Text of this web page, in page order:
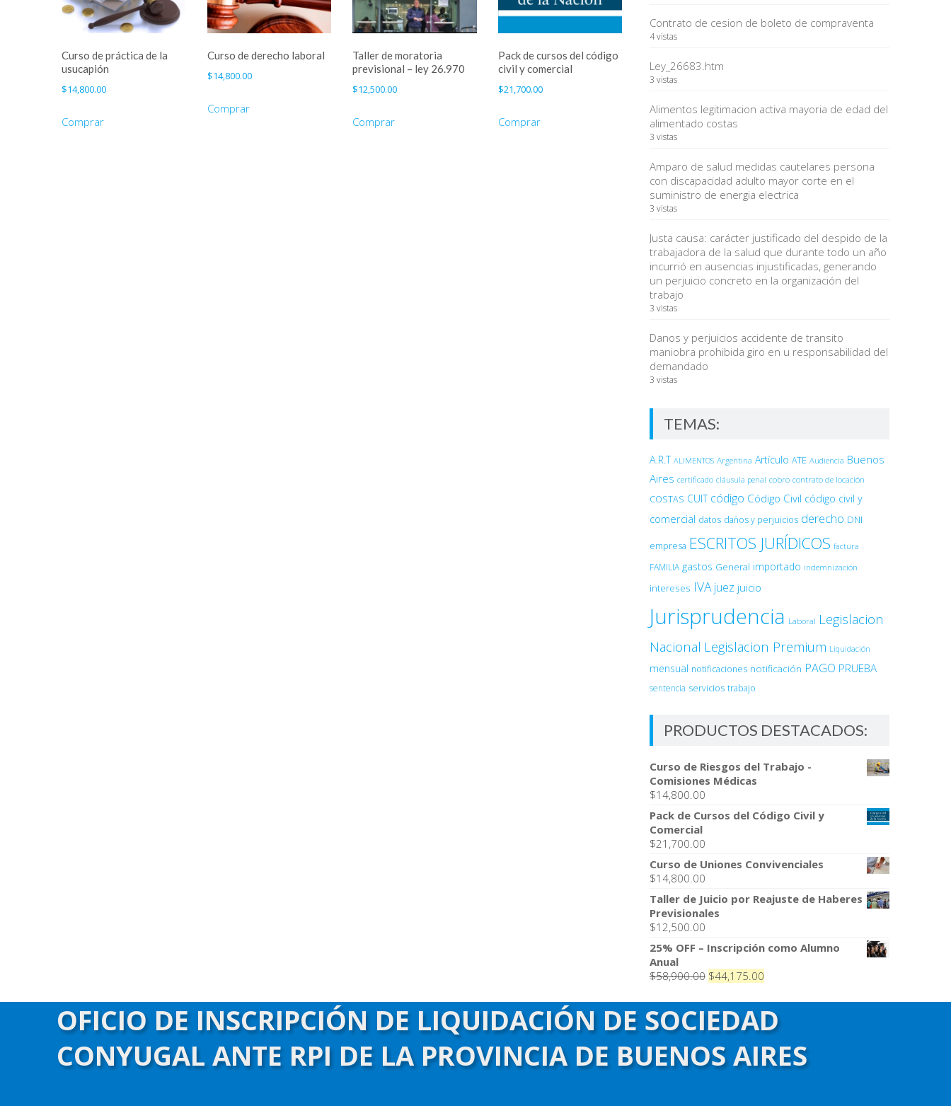
Curso de práctica de la
usucapión
$14,800.00
Comprar
Curso de derecho laboral
$14,800.00
Comprar
Taller de moratoria
previsional – ley 26.970
$12,500.00
Comprar
Pack de cursos del código
civil y comercial
$21,700.00
Comprar
Contrato de cesion de boleto de compraventa
4 vistas
Ley_26683.htm
3 vistas
Alimentos legitimacion activa mayoria de edad del
alimentado costas
3 vistas
Amparo de salud medidas cautelares persona
con discapacidad adulto mayor corte en el
suministro de energia electrica
3 vistas
Justa causa: carácter justificado del despido de la
trabajadora de la salud que durante todo un año
incurrió en ausencias injustificadas, generando
un perjuicio concreto en la organización del
trabajo
3 vistas
Danos y perjuicios accidente de transito
maniobra prohibida giro en u responsabilidad del
demandado
3 vistas
TEMAS:
A.R.T ALIMENTOS Argentina Artículo ATE Audiencia Buenos
Aires certificado cláusula penal cobro contrato de locación
COSTAS CUIT código Código Civil código civil y
comercial datos daños y perjuicios derecho DNI
empresa ESCRITOS JURÍDICOS factura
FAMILIA gastos General importado indemnización
intereses IVA juez juicio
Jurisprudencia Laboral Legislacion
Nacional Legislacion Premium Liquidación
mensual notificaciones notificación PAGO PRUEBA
sentencia servicios trabajo
PRODUCTOS DESTACADOS:
Curso de Riesgos del Trabajo -
Comisiones Médicas
$14,800.00
Pack de Cursos del Código Civil y
Comercial
$21,700.00
Curso de Uniones Convivenciales
$14,800.00
Taller de Juicio por Reajuste de Haberes
Previsionales
$12,500.00
25% OFF – Inscripción como Alumno
Anual
$58,900.00 El
original
era:
$58,900.00.
$44,175.00El
actual
es:
$44,175.00.
OFICIO DE INSCRIPCIÓN DE LIQUIDACIÓN DE SOCIEDAD
CONYUGAL ANTE RPI DE LA PROVINCIA DE BUENOS AIRES